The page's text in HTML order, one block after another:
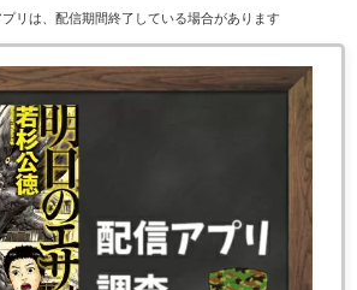
リは、配信期間終了している場合があります